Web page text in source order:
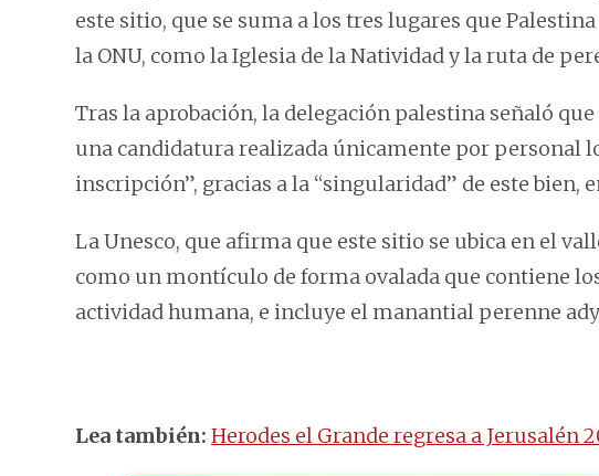
este sitio, que se suma a los tres lugares que
la ONU, como la Iglesia de la Natividad y la ruta de
Tras la aprobación, la delegación palestina señaló
una candidatura realizada únicamente por personal
inscripción”, gracias a la “singularidad” de este bien,
La Unesco, que afirma que este sitio se ubica en el
como un montículo de forma ovalada que contiene
actividad humana, e incluye el manantial perenne
Lea también: Herodes el Grande regresa a Jerusalén